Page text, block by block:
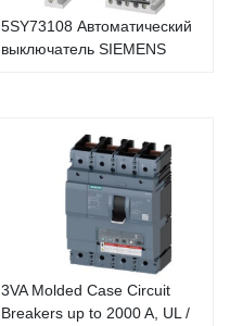
5SY73108 Автоматический
выключатель SIEMENS
3VA Molded Case Circuit
Breakers up to 2000 A, UL /